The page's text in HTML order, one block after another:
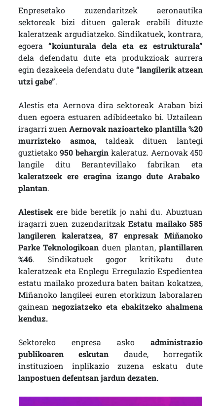
Enpresetako zuzendaritzek aeronautika
sektoreak bizi dituen galerak erabili dituzte
kaleratzeak argudiatzeko. Sindikatuek, kontrara,
egoera “koiunturala dela eta ez estrukturala”
dela defendatu dute eta produkzioak aurrera
egin dezakeela defendatu dute“langilerik atzean
utzi gabe”.
Alestis eta Aernova dira sektoreak Araban bizi
duen egoera estuaren adibideetako bi. Uztailean
iragarri zuen Aernovak nazioarteko plantilla %20
murrizteko asmoa, taldeak dituen lantegi
guztietako950 behargin kaleratuz. Aernovak 450
langile ditu Berantevillako fabrikan eta
kaleratzeek ere eragina izango dute Arabako
plantan.
Alestisekere bide beretik jo nahi du. Abuztuan
iragarri zuen zuzendaritzakEstatu mailako 585
langileren kaleratzea, 87 enpresak Miñanoko
Parke Teknologikoan duen plantan,plantillaren
%46. Sindikatuek gogor kritikatu dute
kaleratzeak eta Enplegu Erregulazio Espedientea
estatu mailako prozedura baten baitan kokatzea,
Miñanoko langileei euren etorkizun laboralaren
gaineannegoziatzeko eta ebakitzeko ahalmena
kenduz.
Sektoreko enpresa asko administrazio
publikoaren eskutan daude, horregatik
instituzioen inplikazio zuzena eskatu dute
lanpostuen defentsan jardun dezaten.